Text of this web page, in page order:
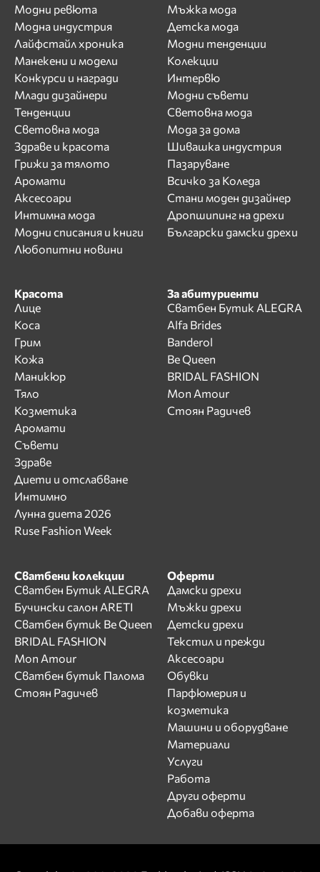
Модни ревюта
Модна индустрия
Лайфстайл хроника
Манекени и модели
Конкурси и награди
Млади дизайнери
Тенденции
Световна мода
Здраве и красота
Грижи за тялото
Аромати
Аксесоари
Интимна мода
Модни списания и книги
Любопитни новини
Мъжка мода
Детска мода
Модни тенденции
Колекции
Интервю
Модни съвети
Световна мода
Мода за дома
Шивашка индустрия
Пазаруване
Всичко за Коледа
Стани моден дизайнер
Дропшипинг на дрехи
Български дамски дрехи
Красота
Лице
Коса
Грим
Кожа
Маникюр
Тяло
Козметика
Аромати
Съвети
Здраве
Диети и отслабване
Интимно
Лунна диета 2026
Ruse Fashion Week
За абитуриенти
Сватбен Бутик ALEGRA
Alfa Brides
Banderol
Be Queen
BRIDAL FASHION
Mon Amour
Стоян Радичев
Сватбени колекции
Сватбен Бутик ALEGRA
Бучински салон ARETI
Сватбен бутик Be Queen
BRIDAL FASHION
Mon Amour
Сватбен бутик Палома
Стоян Радичев
Оферти
Дамски дрехи
Мъжки дрехи
Детски дрехи
Текстил и прежди
Аксесоари
Обувки
Парфюмерия и
козметика
Машини и оборудване
Материали
Услуги
Работа
Други оферти
Добави оферта